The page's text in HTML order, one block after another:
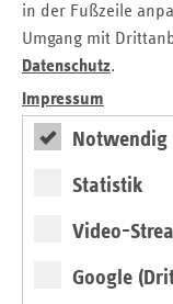
in der Fußzeile
Umgang mit
Datenschutz.
Impressum
Notwendig
Statistik
Video-
Google
Die Zentrale
Gartenbau
die Prüfung der
für Versicherte
erstattet werden